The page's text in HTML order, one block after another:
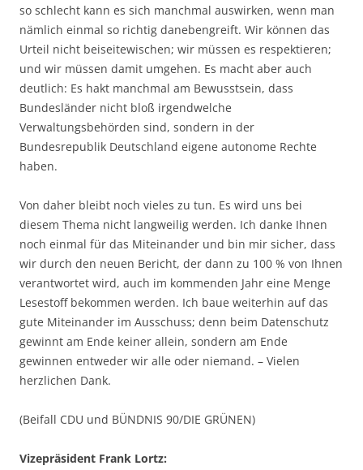
so schlecht kann es sich manchmal auswirken, wenn man
nämlich einmal so richtig danebengreift. Wir können das
Urteil nicht beiseitewischen; wir müssen es respektieren;
und wir müssen damit umgehen. Es macht aber auch
deutlich: Es hakt manchmal am Bewusstsein, dass
Bundesländer nicht bloß irgendwelche
Verwaltungsbehörden sind, sondern in der
Bundesrepublik Deutschland eigene autonome Rechte
haben.
Von daher bleibt noch vieles zu tun. Es wird uns bei
diesem Thema nicht langweilig werden. Ich danke Ihnen
noch einmal für das Miteinander und bin mir sicher, dass
wir durch den neuen Bericht, der dann zu 100 % von Ihnen
verantwortet wird, auch im kommenden Jahr eine Menge
Lesestoff bekommen werden. Ich baue weiterhin auf das
gute Miteinander im Ausschuss; denn beim Datenschutz
gewinnt am Ende keiner allein, sondern am Ende
gewinnen entweder wir alle oder niemand. – Vielen
herzlichen Dank.
(Beifall CDU und BÜNDNIS 90/DIE GRÜNEN)
Vizepräsident Frank Lortz: